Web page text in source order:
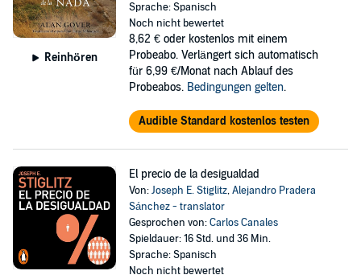
Reinhören
Sprache: Spanisch
Noch nicht bewertet
8,62 € oder kostenlos mit einem
Probeabo. Verlängert sich automatisch
für 6,99 €/Monat nach Ablauf des
Probeabos. Bedingungen gelten.
Audible Standard kostenlos testen
El precio de la desigualdad
Von:Joseph E. Stiglitz,Alejandro Pradera
Sánchez - translator
Gesprochen von:Carlos Canales
Spieldauer: 16 Std. und 36 Min.
Sprache: Spanisch
Noch nicht bewertet